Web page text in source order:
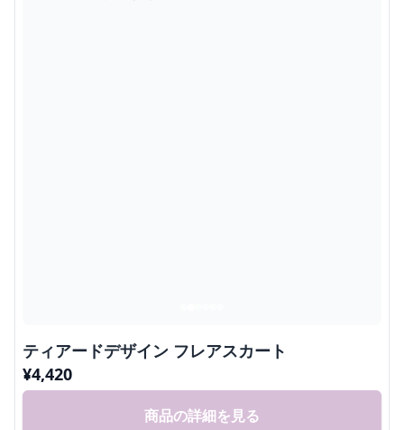
ティアードデザイン フレアスカート
¥4,420
商品の詳細を見る